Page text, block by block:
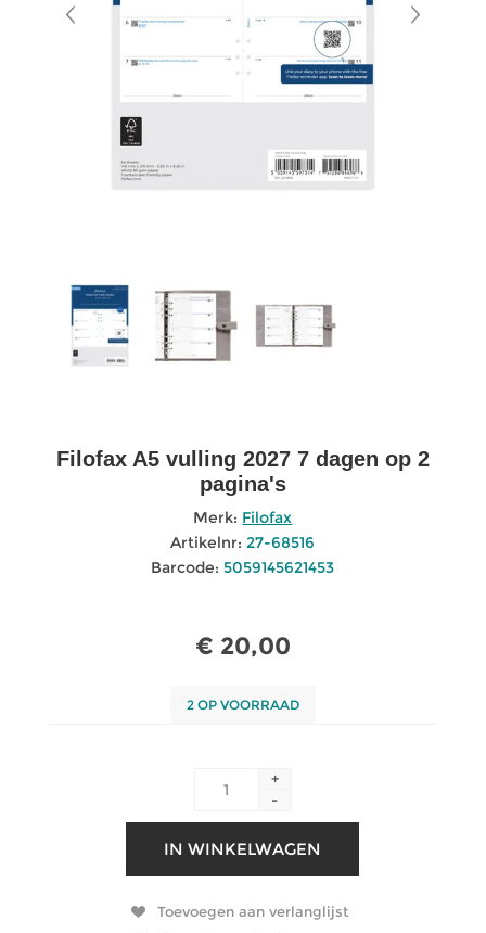
Filofax A5 vulling 2027 7 dagen op 2
pagina's
Merk: Filofax
Artikelnr: 27-68516
Barcode: 5059145621453
€ 20,00
2 OP VOORRAAD
+
-